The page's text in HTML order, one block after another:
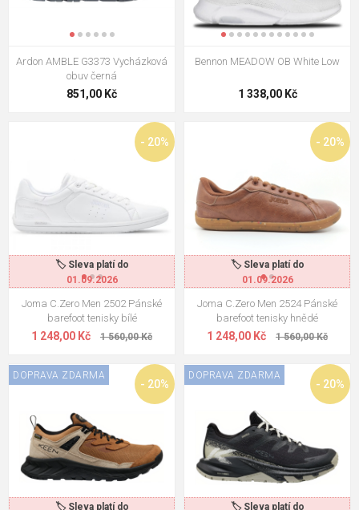
V prostředí se smart casual dress code rozhodně ano – čisté
kožené tenisky v neutrální barvě (bílá, černá, námořnická modrá)
vypadají profesionálně. Do formální kanceláře s kravatou ale
Jak dlouho vydrží kvalitní tenisky?
18 měsíců. Prvním signálem opotřebení je propadlá stélka a
ztráta tlumení podrážky – nohy začnou bolet dříve než obvykle.
Ardon AMBLE G3373 Vycházková
obuv černá
851,00 Kč
Bennon MEADOW OB White Low
1 338,00 Kč
🏷️ Sleva platí do
01.09.2026
- 20%
Joma C.Zero Men 2502 Pánské
barefoot tenisky bílé
1 248,00 Kč 1 560,00 Kč
🏷️ Sleva platí do
01.09.2026
- 20%
Joma C.Zero Men 2524 Pánské
barefoot tenisky hnědé
1 248,00 Kč 1 560,00 Kč
🏷️ Sleva platí do
- 20%
DOPRAVA ZDARMA
🏷️ Sleva platí do
- 20%
DOPRAVA ZDARMA